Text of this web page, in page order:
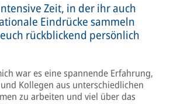
Zeit, in der ihr auch
Eindrücke sammeln
rückblickend persönlich
war es eine spannende Erfahrung,
Kollegen aus unterschiedlichen
zu arbeiten und viel über das